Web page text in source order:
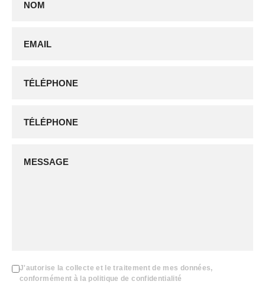
J'autorise la collecte et le traitement de mes données,
conformément à la politique de confidentialité